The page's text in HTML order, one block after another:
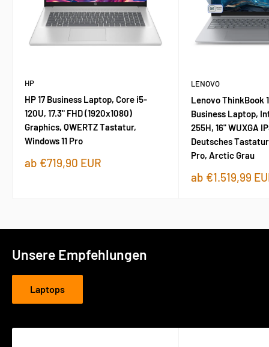
HP
HP 17 Business Laptop, Core i5-
120U, 17.3" FHD (1920x1080)
Graphics, QWERTZ Tastatur,
Windows 11 Pro
Sonderpreis
ab €719,90 EUR
LENOVO
Lenovo ThinkBook
Business Laptop,
255H, 16" WUXGA
Deutsches
Pro, Arctic Grau
Sonderpreis
ab €1.519,99
Unsere Empfehlungen
Laptops